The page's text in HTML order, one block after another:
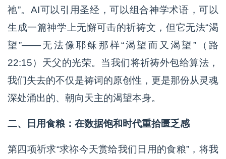
祂”。AI可以引用圣经，可以组合神学术语，可以
生成一篇神学上无懈可击的祈祷文，但它无法“渴
望”——无法像耶稣那样“渴望而又渴望”（路
22:15）天父的光荣。当我们将祈祷外包给算法，
我们失去的不仅是祷词的原创性，更是那份从灵魂
深处涌出的、朝向天主的渴望本身。
二、日用食粮：在数据饱和时代重拾匮乏感
第四项祈求“求祢今天赏给我们日用的食粮”，将我